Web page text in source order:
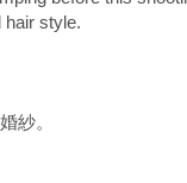
hair style.
紗。